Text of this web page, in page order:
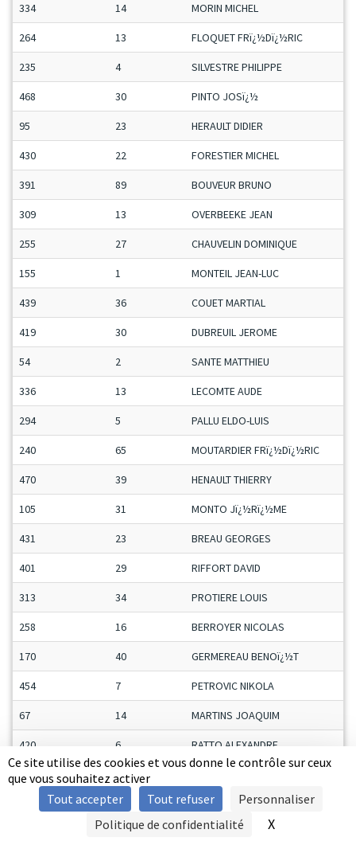
Ce site utilise des cookies et vous donne le contrôle sur ceux
que vous souhaitez activer
Tout accepter
Tout refuser
Personnaliser
Politique de confidentialité
X
334 14 MORIN MICHEL
264 13 FLOQUET FRï¿½Dï¿½RIC
235 4 SILVESTRE PHILIPPE
468 30 PINTO JOSï¿½
95 23 HERAULT DIDIER
430 22 FORESTIER MICHEL
391 89 BOUVEUR BRUNO
309 13 OVERBEEKE JEAN
255 27 CHAUVELIN DOMINIQUE
155 1 MONTEIL JEAN-LUC
439 36 COUET MARTIAL
419 30 DUBREUIL JEROME
54 2 SANTE MATTHIEU
336 13 LECOMTE AUDE
294 5 PALLU ELDO-LUIS
240 65 MOUTARDIER FRï¿½Dï¿½RIC
470 39 HENAULT THIERRY
105 31 MONTO Jï¿½Rï¿½ME
431 23 BREAU GEORGES
401 29 RIFFORT DAVID
313 34 PROTIERE LOUIS
258 16 BERROYER NICOLAS
170 40 GERMEREAU BENOï¿½T
454 7 PETROVIC NIKOLA
67 14 MARTINS JOAQUIM
420 6 RATTO ALEXANDRE
337 15
10 DAGUIER STEPHANE
5 LECOMTE JEAN-CLAUDE
SIGNALER UNE VIOLENCE